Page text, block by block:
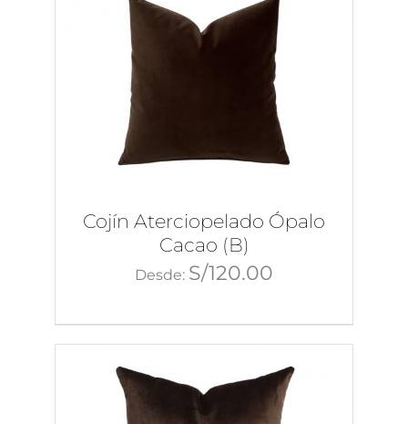
Cojín Aterciopelado Ópalo
Cacao (B)
Desde: S/120.00